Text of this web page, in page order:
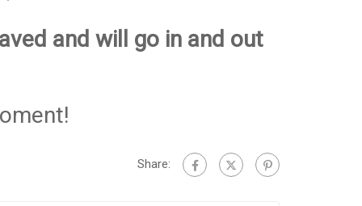
and will go in and out
Share: